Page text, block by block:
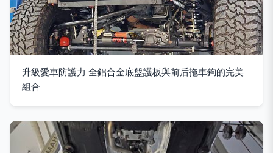
升級愛車防護力 全鋁合金底盤護板與前后拖車鉤的完美
組合